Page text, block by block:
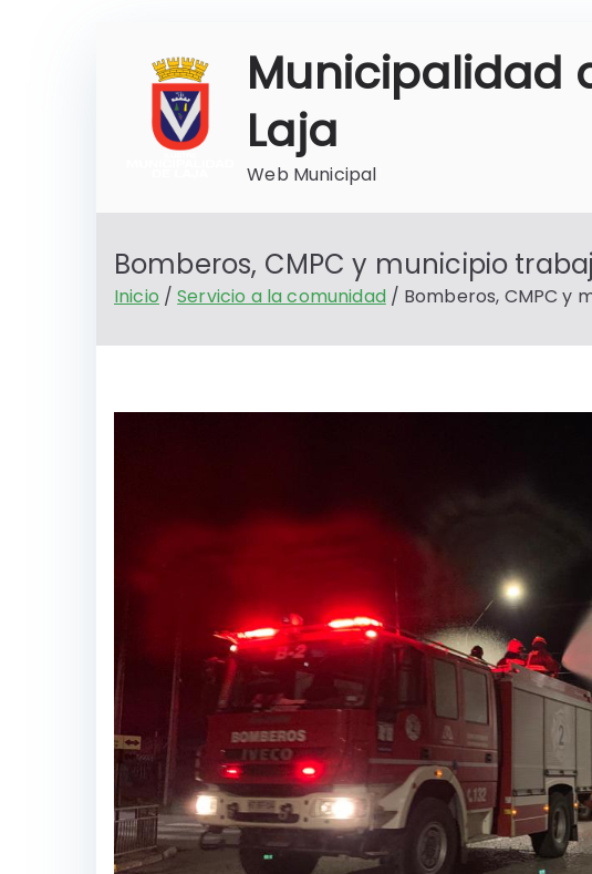
contenido
Municipalidad
Laja
Web Municipal
Bomberos, CMPC y municipio
Inicio Servicio a la comunidad Bomberos, CMPC y